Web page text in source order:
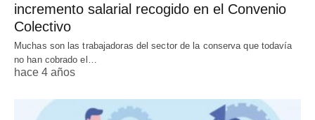
incremento salarial recogido en el Convenio
Colectivo
Muchas son las trabajadoras del sector de la conserva que todavía
no han cobrado el…
hace 4 años